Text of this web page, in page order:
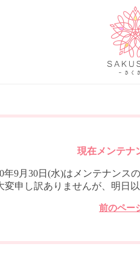
現在メンテナ
年9月30日(水)はメンテナンス
変申し訳ありませんが、明日
前のペー